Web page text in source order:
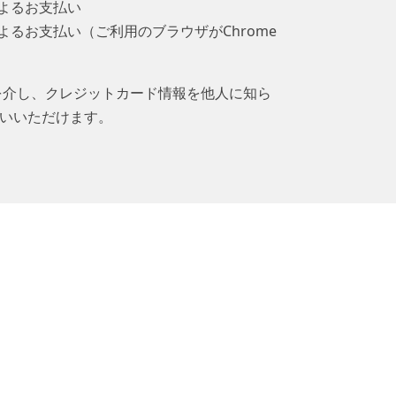
るお支払い
るお支払い（ご利用のブラウザがChrome
し、クレジットカード情報を他人に知ら
いただけます。